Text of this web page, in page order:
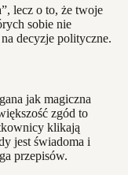
lecz o to, że twoje
sobie nie
decyzje polityczne.
jak magiczna
zgód to
klikają
jest świadoma i
przepisów.